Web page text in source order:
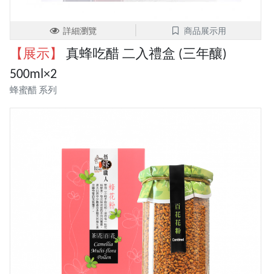
詳細瀏覽 商品展示用
【展示】
真蜂吃醋 二入禮盒 (三年釀)
500ml×2
蜂蜜醋 系列